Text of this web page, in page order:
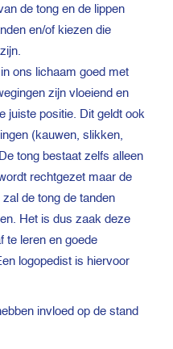
de tong en de lippen
en/of kiezen die
ons lichaam goed met
zijn vloeiend en
juiste positie. Dit geldt ook
(kauwen, slikken,
tong bestaat zelfs alleen
rechtgezet maar de
de tong de tanden
Het is dus zaak deze
te leren en goede
logopedist is hiervoor
invloed op de stand